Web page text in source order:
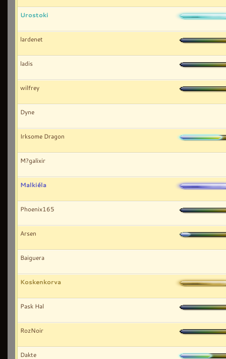
Urostoki
lardenet
ladis
wilfrey
Dyne
Irksome Dragon
M?galixir
Malkiéla
Phoenix165
Arsen
Baiguera
Koskenkorva
Pask Hal
RozNoir
Dakte